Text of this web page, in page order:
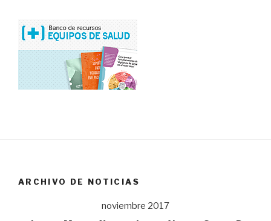
ARCHIVO DE NOTICIAS
noviembre 2017